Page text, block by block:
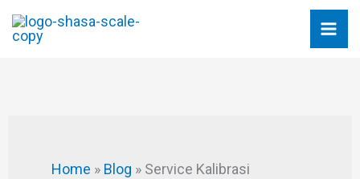
Home » Blog » Service Kalibrasi